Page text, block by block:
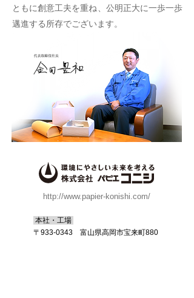
ともに創意工夫を重ね、公明正大に一歩一歩
邁進する所存でございます。
http://www.papier-konishi.com/
本社・工場
〒933-0343 富山県高岡市宝来町880